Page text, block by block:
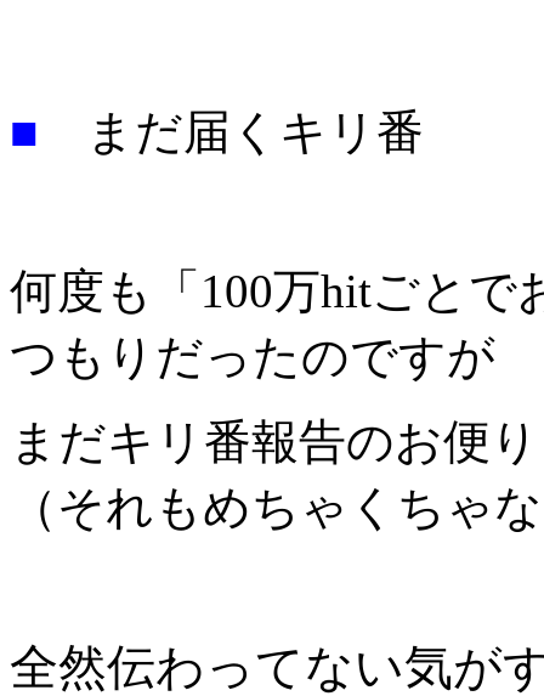
■ まだ届くキリ番
何度も「100万hitごと
つもりだったのですが
まだキリ番報告のお便
（それもめちゃくちゃ
全然伝わってない気が